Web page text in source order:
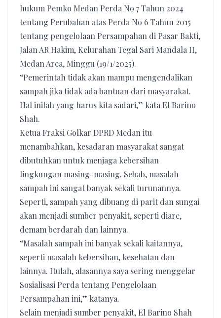
hukum Pemko Medan Perda No 7 Tahun 2024
tentang Perubahan atas Perda No 6 Tahun 2015
tentang pengelolaan Persampahan di Pasar Bakti,
Jalan AR Hakim, Kelurahan Tegal Sari Mandala II,
Medan Area, Minggu (19/1/2025).
“Pemerintah tidak akan mampu mengendalikan
sampah jika tidak ada bantuan dari masyarakat.
Hal inilah yang harus kita sadari,” kata El Barino
Shah.
Ketua Fraksi Golkar DPRD Medan itu
menambahkan, kesadaran masyarakat sangat
dibutuhkan untuk menjaga kebersihan
lingkungan masing-masing. Sebab, masalah
sampah ini sangat banyak sekali turunannya.
Seperti, sampah yang dibuang di parit dan sungai
akan menjadi sumber penyakit, seperti diare,
demam berdarah dan lainnya.
“Masalah sampah ini banyak sekali kaitannya,
seperti masalah kebersihan, kesehatan dan
lainnya. Itulah, alasannya saya sering menggelar
Sosialisasi Perda tentang Pengelolaan
Persampahan ini,” katanya.
Selain menjadi sumber penyakit, El Barino Shah